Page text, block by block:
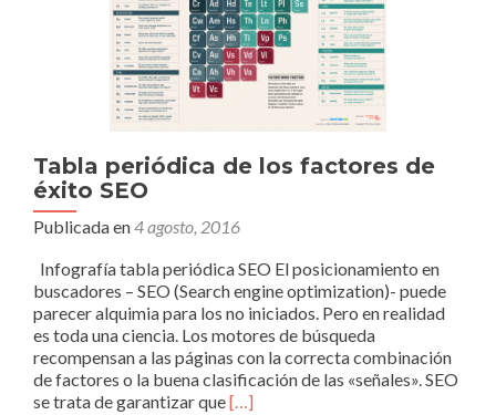
(SEO)
Tabla periódica de los factores de
éxito SEO
Publicada en4 agosto, 2016
Infografía tabla periódica SEO El posicionamiento en
buscadores – SEO (Search engine optimization)- puede
parecer alquimia para los no iniciados. Pero en realidad
es toda una ciencia. Los motores de búsqueda
recompensan a las páginas con la correcta combinación
de factores o la buena clasificación de las «señales». SEO
se trata de garantizar queLeer
[…]